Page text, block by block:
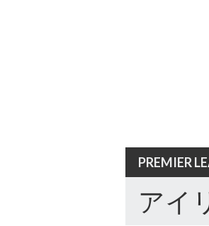
PREMIER
アイ